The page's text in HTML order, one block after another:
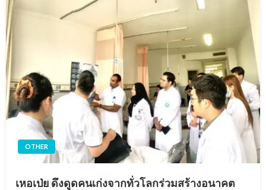
OTHER
เหอเป่ย ดึงดูดคนเก่งจากทั่วโลกร่วมสร้างอนาคต